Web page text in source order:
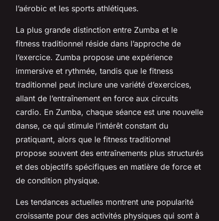
l’aérobic et les sports athlétiques.
La plus grande distinction entre Zumba et le
fitness traditionnel réside dans l’approche de
l’exercice. Zumba propose une expérience
immersive et rythmée, tandis que le fitness
traditionnel peut inclure une variété d’exercices,
allant de l’entraînement en force aux circuits
cardio. En Zumba, chaque séance est une nouvelle
danse, ce qui stimule l’intérêt constant du
pratiquant, alors que le fitness traditionnel
propose souvent des entraînements plus structurés
et des objectifs spécifiques en matière de force et
de condition physique.
Les tendances actuelles montrent une popularité
croissante pour des activités physiques qui sont à